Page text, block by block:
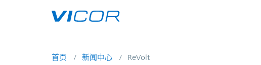
首页 新闻中心 ReVolt